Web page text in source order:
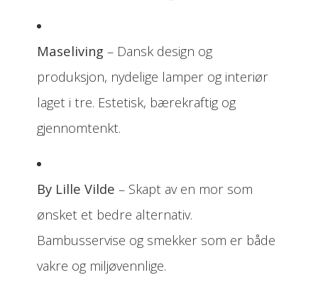
Maseliving – Dansk design og
produksjon, nydelige lamper og interiør
laget i tre. Estetisk, bærekraftig og
gjennomtenkt.
By Lille Vilde – Skapt av en mor som
ønsket et bedre alternativ.
Bambusservise og smekker som er både
vakre og miljøvennlige.